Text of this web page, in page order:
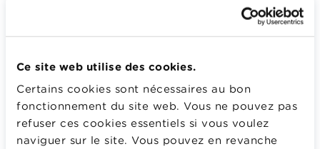
Ce site web utilise des cookies.
Certains cookies sont nécessaires au bon
fonctionnement du site web. Vous ne pouvez pas
refuser ces cookies essentiels si vous voulez
naviguer sur le site. Vous pouvez en revanche
Saisissez le mot de passe correspondant à votre adresse
Se connecter